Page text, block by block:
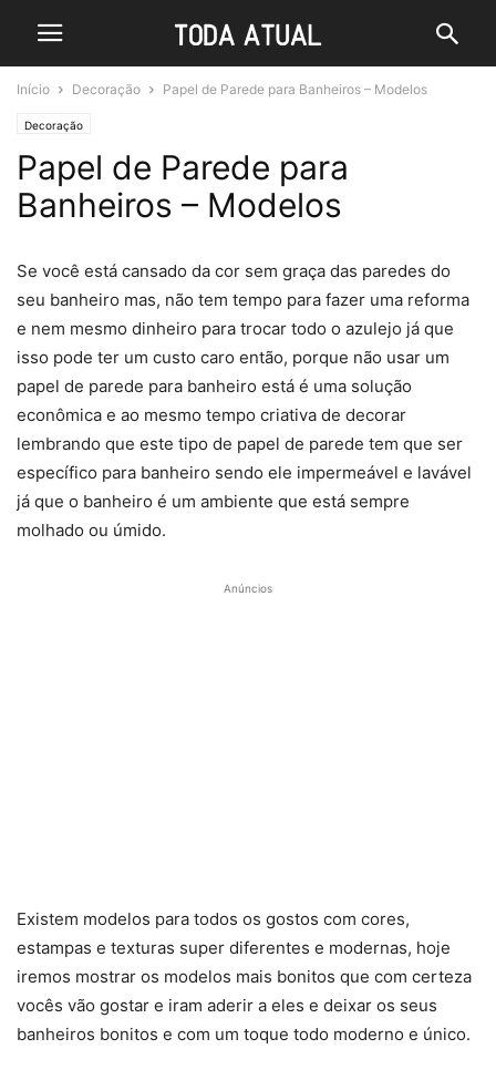
Início Decoração Papel de Parede para Banheiros – Modelos
Decoração
Papel de Parede para
Banheiros – Modelos
Se você está cansado da cor sem graça das paredes do
seu banheiro mas, não tem tempo para fazer uma reforma
e nem mesmo dinheiro para trocar todo o azulejo já que
isso pode ter um custo caro então, porque não usar um
papel de parede para banheiro está é uma solução
econômica e ao mesmo tempo criativa de decorar
lembrando que este tipo de papel de parede tem que ser
específico para banheiro sendo ele impermeável e lavável
já que o banheiro é um ambiente que está sempre
molhado ou úmido.
Anúncios
Existem modelos para todos os gostos com cores,
estampas e texturas super diferentes e modernas, hoje
iremos mostrar os modelos mais bonitos que com certeza
vocês vão gostar e iram aderir a eles e deixar os seus
banheiros bonitos e com um toque todo moderno e único.